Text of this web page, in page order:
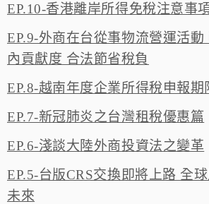
EP.10-香港離岸所得免稅注意事
EP.9-外商在台從事物流營運活
內貢獻度 合法節省稅負
EP.8-越南年度企業所得稅申報期
EP.7-新冠肺炎之台灣租稅優惠篇
EP.6-淺談大陸外商投資法之變革
EP.5-台版CRS交換即將上路 全
未來